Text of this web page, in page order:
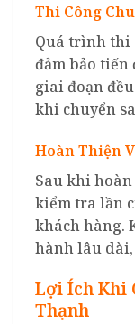
Thi Công
Quá trình thi
đảm bảo tiến
giai đoạn
khi chuyển
Hoàn Thiện
Sau khi
kiểm tra lần
khách hàng.
hành lâu
Lợi Ích Khi
Thạnh